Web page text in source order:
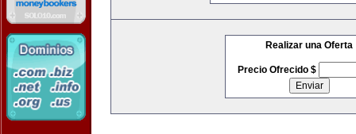
Realizar una Oferta
Precio Ofrecido $